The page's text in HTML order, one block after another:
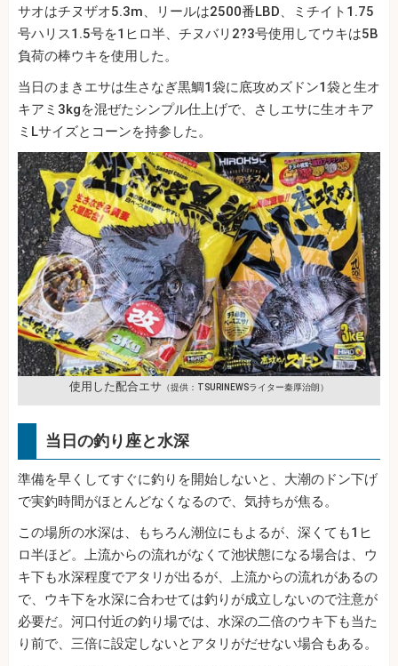
サオはチヌザオ5.3m、リールは2500番LBD、ミチイト1.75
号ハリス1.5号を1ヒロ半、チヌバリ2?3号使用してウキは5B
負荷の棒ウキを使用した。
当日のまきエサは生さなぎ黒鯛1袋に底攻めズドン1袋と生オ
キアミ3kgを混ぜたシンプル仕上げで、さしエサに生オキア
ミLサイズとコーンを持参した。
使用した配合エサ （提供：TSURINEWSライター秦厚治朗）
当日の釣り座と水深
準備を早くしてすぐに釣りを開始しないと、大潮のドン下げ
で実釣時間がほとんどなくなるので、気持ちが焦る。
この場所の水深は、もちろん潮位にもよるが、深くても1ヒ
ロ半ほど。上流からの流れがなくて池状態になる場合は、ウ
キ下も水深程度でアタリが出るが、上流からの流れがあるの
で、ウキ下を水深に合わせては釣りが成立しないので注意が
必要だ。河口付近の釣り場では、水深の二倍のウキ下も当た
り前で、三倍に設定しないとアタリがだせない場合もある。